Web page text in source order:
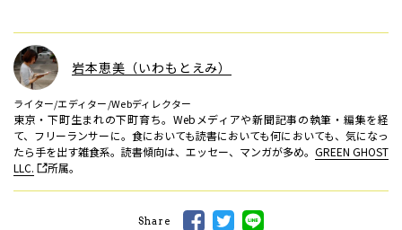
岩本恵美（いわもとえみ）
ライター/エディター/Webディレクター
東京・下町生まれの下町育ち。Webメディアや新聞記事の執筆・編集を経
て、フリーランサーに。食においても読書においても何においても、気になっ
たら手を出す雑食系。読書傾向は、エッセー、マンガが多め。 GREEN GHOST
LLC.
所属。
Share